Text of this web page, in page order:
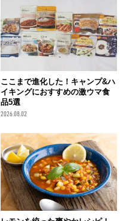
ここまで進化した！キャンプ&ハ
イキングにおすすめの激ウマ食
品5選
2026.08.02